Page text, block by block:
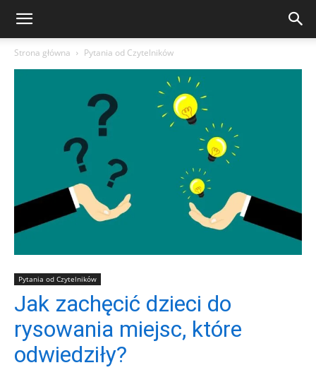
Strona główna Pytania od Czytelników
Pytania od Czytelników
Jak zachęcić dzieci do
rysowania miejsc, które
odwiedziły?